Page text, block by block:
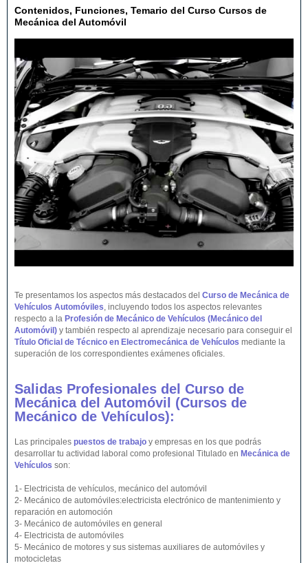
Contenidos, Funciones, Temario del Curso Cursos de
Mecánica del Automóvil
Te presentamos los aspectos más destacados del Curso de Mecánica de
Vehículos Automóviles, incluyendo todos los aspectos relevantes
respecto a la Profesión de Mecánico de Vehículos (Mecánico del
Automóvil) y también respecto al aprendizaje necesario para conseguir el
Título Oficial de Técnico en Electromecánica de Vehículos mediante la
superación de los correspondientes exámenes oficiales.
Salidas Profesionales del Curso de
Mecánica del Automóvil (Cursos de
Mecánico de Vehículos):
Las principales puestos de trabajo y empresas en los que podrás
desarrollar tu actividad laboral como profesional Titulado en Mecánica de
Vehículos son:
1- Electricista de vehículos, mecánico del automóvil
2- Mecánico de automóviles:electricista electrónico de mantenimiento y
reparación en automoción
3- Mecánico de automóviles en general
4- Electricista de automóviles
5- Mecánico de motores y sus sistemas auxiliares de automóviles y
motocicletas